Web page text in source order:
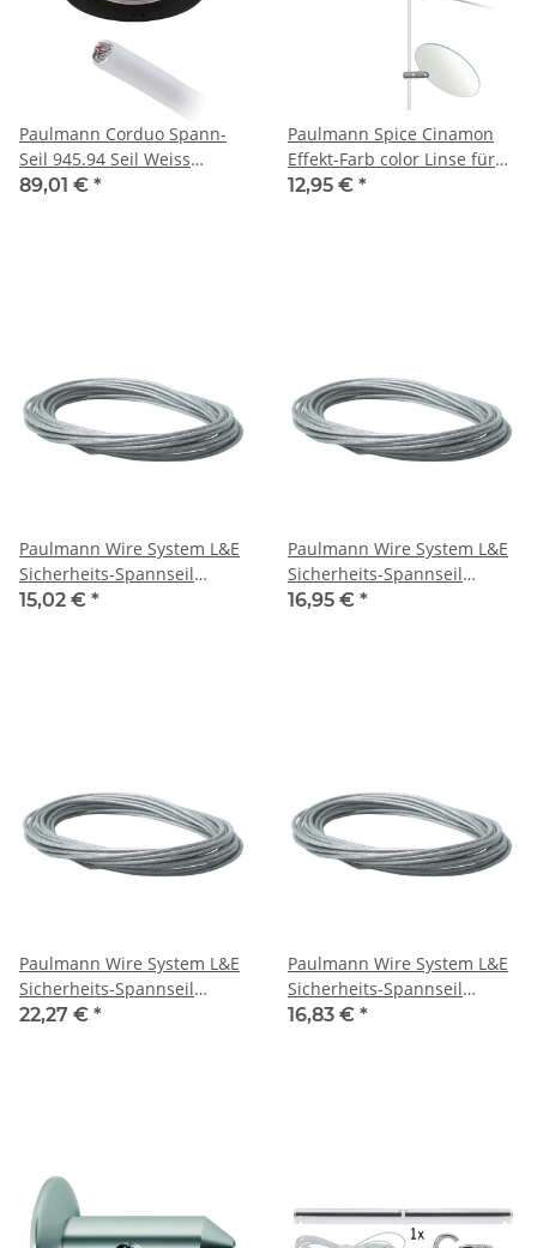
Paulmann Corduo Spann-
Seil 945.94 Seil Weiss
isoliert 100m Rolle 2,5qmm
89,01 € *
Paulmann Spice Cinamon
Effekt-Farb color Linse für
Seilsystem Spot
12,95 € *
Paulmann Wire System L&E
Sicherheits-Spannseil
isoliert 12m 2,5qmm Klar
15,02 € *
Paulmann Wire System L&E
Sicherheits-Spannseil
isoliert 12m 4qmm Klar
16,95 € *
Paulmann Wire System L&E
Sicherheits-Spannseil
isoliert 12m 6qmm Klar
22,27 € *
Paulmann Wire System L&E
Sicherheits-Spannseil
isoliert 8m 6qmm Klar
16,83 € *